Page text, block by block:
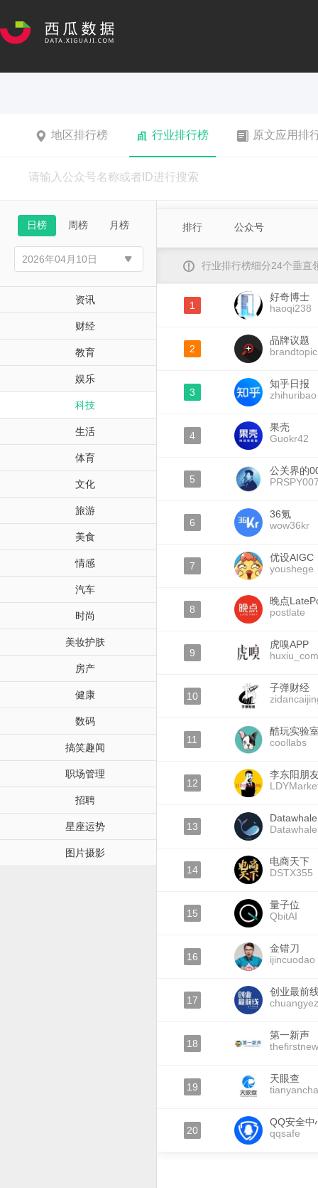
地区排行榜 行业排行榜 原文应用排
日榜 周榜 月榜
资讯
财经
教育
娱乐
科技
生活
体育
文化
旅游
美食
情感
汽车
时尚
美妆护肤
房产
健康
数码
搞笑趣闻
职场管理
招聘
星座运势
图片摄影
排行 公众号
行业排行榜细分24个垂直
1
好奇博士
haoqi238
2
品牌议题
brandtopic
3
知乎日报
zhihuribao
4
果壳
Guokr42
5
公关界的
6
36氪
wow36kr
7
优设AIGC
youshege
8
晚点
postlate
9
虎嗅APP
huxiu_com
10
子弹财经
11
酷玩实验
coollabs
12
李东阳朋
13
Datawhale
Datawhale
14
电商天下
DSTX355
15
量子位
QbitAI
16
金错刀
ijincuodao
17
创业最前
18
第一新声
19
天眼查
tianyancha
20
QQ安全中
qqsafe